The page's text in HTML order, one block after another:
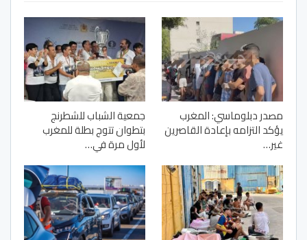
مصدر دبلوماسي: المغرب
يؤكد التزامه بإعادة القاصرين
غير…
جمعية الشباب للشطرنج
بتطوان تتوج بطلة للمغرب
لأول مرة في…